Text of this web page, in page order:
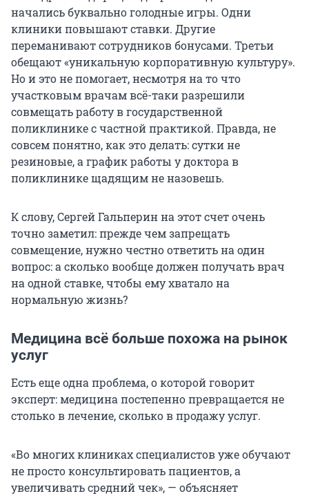
начались буквально голодные игры. Одни
клиники повышают ставки. Другие
переманивают сотрудников бонусами. Третьи
обещают «уникальную корпоративную культуру».
Но и это не помогает, несмотря на то что
участковым врачам всё-таки разрешили
совмещать работу в государственной
поликлинике с частной практикой. Правда, не
совсем понятно, как это делать: сутки не
резиновые, а график работы у доктора в
поликлинике щадящим не назовешь.
К слову, Сергей Гальперин на этот счет очень
точно заметил: прежде чем запрещать
совмещение, нужно честно ответить на один
вопрос: а сколько вообще должен получать врач
на одной ставке, чтобы ему хватало на
нормальную жизнь?
Медицина всё больше похожа на рынок
услуг
Есть еще одна проблема, о которой говорит
эксперт: медицина постепенно превращается не
столько в лечение, сколько в продажу услуг.
«Во многих клиниках специалистов уже обучают
не просто консультировать пациентов, а
увеличивать средний чек», — объясняет